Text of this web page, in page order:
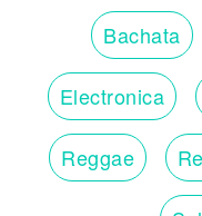
Bachata
Electronica
Reggae